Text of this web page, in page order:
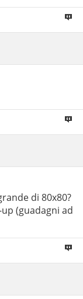
di 80x80?
(guadagni ad